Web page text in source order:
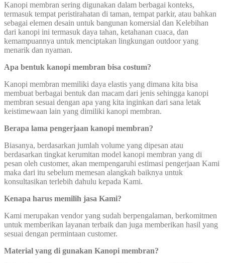
Kanopi membran sering digunakan dalam berbagai konteks,
termasuk tempat peristirahatan di taman, tempat parkir, atau bahkan
sebagai elemen desain untuk bangunan komersial dan Kelebihan
dari kanopi ini termasuk daya tahan, ketahanan cuaca, dan
kemampuannya untuk menciptakan lingkungan outdoor yang
menarik dan nyaman.
Apa bentuk kanopi membran bisa costum?
Kanopi membran memiliki daya elastis yang dimana kita bisa
membuat berbagai bentuk dan macam dari jenis sehingga kanopi
membran sesuai dengan apa yang kita inginkan dari sana letak
keistimewaan lain yang dimiliki kanopi membran.
Berapa lama pengerjaan kanopi membran?
Biasanya, berdasarkan jumlah volume yang dipesan atau
berdasarkan tingkat kerumitan model kanopi membran yang di
pesan oleh customer, akan mempengaruhi estimasi pengerjaan Kami
maka dari itu sebelum memesan alangkah baiknya untuk
konsultasikan terlebih dahulu kepada Kami.
Kenapa harus memilih jasa Kami?
Kami merupakan vendor yang sudah berpengalaman, berkomitmen
untuk memberikan layanan terbaik dan juga memberikan hasil yang
sesuai dengan permintaan customer.
Material yang di gunakan Kanopi membran?